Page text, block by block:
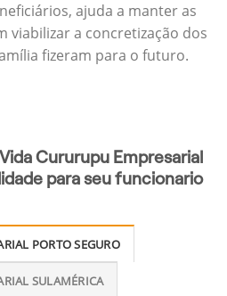
ajuda a manter as
viabilizar a concretização dos
fizeram para o futuro.
Cururupu Empresarial
para seu funcionario
PORTO SEGURO
SULAMÉRICA